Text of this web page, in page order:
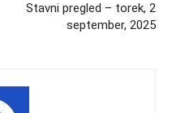
Stavni pregled – torek, 2
september, 2025